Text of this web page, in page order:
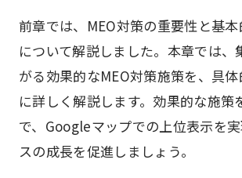
前章では、MEO対策の重要性と基
について解説しました。本章では、
がる効果的なMEO対策施策を、具
に詳しく解説します。効果的な施策
で、Googleマップでの上位表示を
スの成長を促進しましょう。